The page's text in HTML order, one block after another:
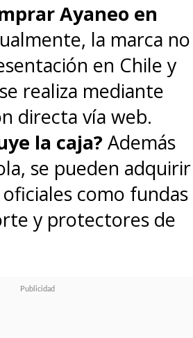
Ayaneo en
la marca no
en Chile y
realiza mediante
directa vía web.
la caja? Además
se pueden adquirir
como fundas
y protectores de